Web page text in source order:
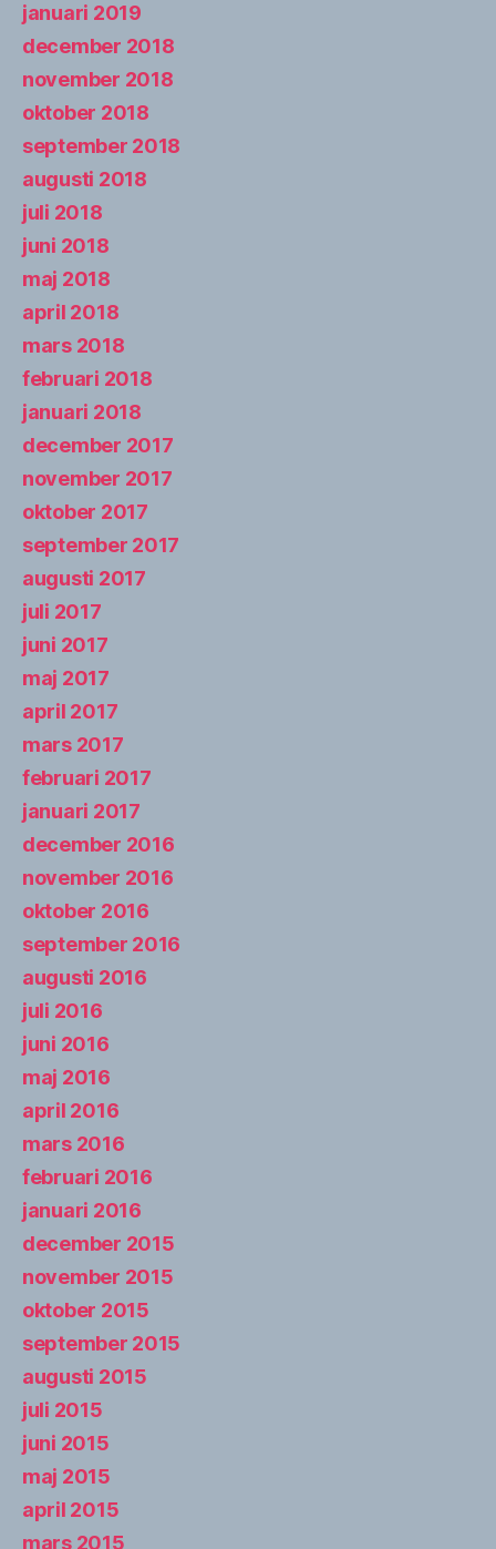
januari 2019
december 2018
november 2018
oktober 2018
september 2018
augusti 2018
juli 2018
juni 2018
maj 2018
april 2018
mars 2018
februari 2018
januari 2018
december 2017
november 2017
oktober 2017
september 2017
augusti 2017
juli 2017
juni 2017
maj 2017
april 2017
mars 2017
februari 2017
januari 2017
december 2016
november 2016
oktober 2016
september 2016
augusti 2016
juli 2016
juni 2016
maj 2016
april 2016
mars 2016
februari 2016
januari 2016
december 2015
november 2015
oktober 2015
september 2015
augusti 2015
juli 2015
juni 2015
maj 2015
april 2015
mars 2015